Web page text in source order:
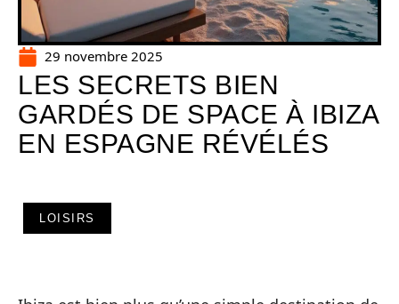
29 novembre 2025
LES SECRETS BIEN
GARDÉS DE SPACE À IBIZA
EN ESPAGNE RÉVÉLÉS
LOISIRS